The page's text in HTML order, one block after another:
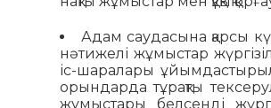
Адам саудасына қарсы
нәтижелі жұмыстар
іс-шаралары
орындарда тұрақты
жұмыстары белсенді